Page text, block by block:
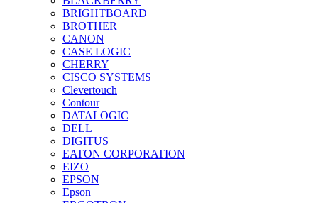
BRIGHTBOARD
BROTHER
CANON
CASE LOGIC
CHERRY
CISCO SYSTEMS
Clevertouch
Contour
DATALOGIC
DELL
DIGITUS
EATON CORPORATION
EIZO
EPSON
Epson